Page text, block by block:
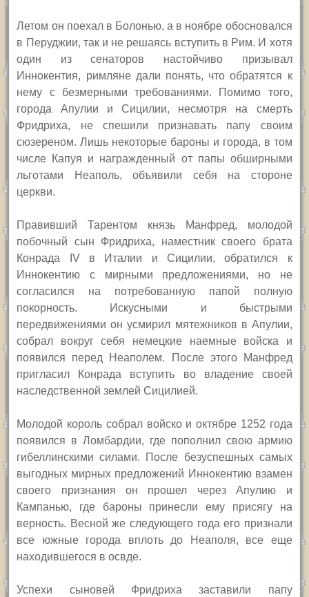
Летом он поехал в Болонью, а в ноябре обосновался
в Перуджии, так и не решаясь вступить в Рим. И хотя
один из сенаторов настойчиво призывал
Иннокентия, римляне дали понять, что обратятся к
нему с безмерными требованиями. Помимо того,
города Апулии и Сицилии, несмотря на смерть
Фридриха, не спешили признавать папу своим
сюзереном. Лишь некоторые бароны и города, в том
числе Капуя и награжденный от папы обширными
льготами Неаполь, объявили себя на стороне
церкви.
Правивший Тарентом князь Манфред, молодой
побочный сын Фридриха, наместник своего брата
Конрада
IV в Италии и Сицилии, обратился к
Иннокентию с мирными предложениями, но не
согласился на потребованную папой полную
покорность. Искусными и быстрыми
передвижениями он усмирил мятежников в Апулии,
собрал вокруг себя немецкие наемные войска и
появился перед Неаполем. После этого Манфред
пригласил Конрада вступить во владение своей
наследственной землей Сицилией.
Молодой король собрал войско и октябре 1252 года
появился в Ломбардии, где пополнил свою армию
гибеллинскими силами. После безуспешных самых
выгодных мирных предложений Иннокентию взамен
своего признания он прошел через Апулию и
Кампанью, где бароны принесли ему присягу на
верность. Весной же следующего года его признали
все южные города вплоть до Неаполя, все еще
находившегося в освде.
Успехи сыновей Фридриха заставили папу